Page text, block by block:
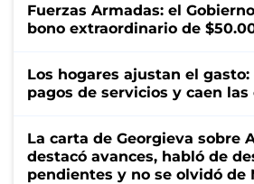
Fuerzas Armadas: el
bono extraordinario de
Los hogares ajustan el gasto:
pagos de servicios y caen las
La carta de Georgieva sobre
destacó avances, habló de
pendientes y no se olvidó de